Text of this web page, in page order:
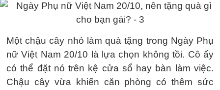
Một chậu cây nhỏ làm quà tặng trong Ngày Phụ
nữ Việt Nam 20/10 là lựa chọn không tồi. Cô ấy
có thể đặt nó trên kệ cửa sổ hay bàn làm việc.
Chậu cây vừa khiến căn phòng có thêm sức